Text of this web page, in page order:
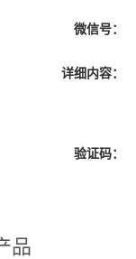
微信号：
详细内容：
验证码：
品